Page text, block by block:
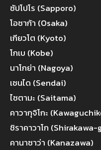
ซัปโปโร (Sapporo)
โอซาก้า (Osaka)
เกียวโต (Kyoto)
โกเบ (Kobe)
นาโกย่า (Nagoya)
เซนได (Sendai)
ไซตามะ (Saitama)
คาวากุจิโกะ
ชิราคาวาโก (Shirakawa-
คานาซาว่า (Kanazawa)